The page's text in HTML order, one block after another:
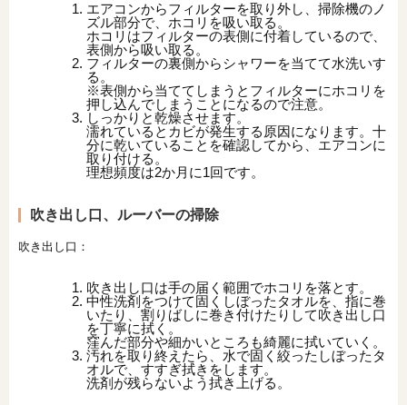
エアコンからフィルターを取り外し、掃除機のノ
ズル部分で、ホコリを吸い取る。
ホコリはフィルターの表側に付着しているので、
表側から吸い取る。
フィルターの裏側からシャワーを当てて水洗いす
る。
※表側から当ててしまうとフィルターにホコリを
押し込んでしまうことになるので注意。
しっかりと乾燥させます。
濡れているとカビが発生する原因になります。十
分に乾いていることを確認してから、エアコンに
取り付ける。
理想頻度は2か月に1回です。
吹き出し口、ルーバーの掃除
吹き出し口：
吹き出し口は手の届く範囲でホコリを落とす。
中性洗剤をつけて固くしぼったタオルを、指に巻
いたり、割りばしに巻き付けたりして吹き出し口
を丁寧に拭く。
窪んだ部分や細かいところも綺麗に拭いていく。
汚れを取り終えたら、水で固く絞ったしぼったタ
オルで、すすぎ拭きをします。
洗剤が残らないよう拭き上げる。